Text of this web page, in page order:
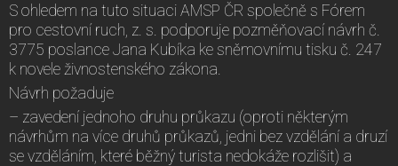
S ohledem na tuto situaci AMSP ČR společně s Fórem
pro cestovní ruch, z. s. podporuje pozměňovací návrh č.
3775 poslance Jana Kubíka ke sněmovnímu tisku č. 247
k novele živnostenského zákona.
Návrh požaduje
– zavedení jednoho druhu průkazu (oproti některým
návrhům na více druhů průkazů, jedni bez vzdělání a druzí
se vzděláním, které běžný turista nedokáže rozlišit) a